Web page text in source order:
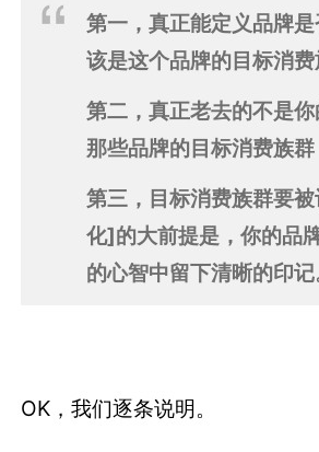
第一，真正能定义品牌
该是这个品牌的目标消费
第二，真正老去的不是
那些品牌的目标消费族群
第三，目标消费族群要
化]的大前提是，你的品
的心智中留下清晰的印记
OK，我们逐条说明。